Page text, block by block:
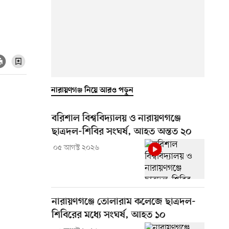
নারায়ণগঞ্জ নিয়ে আরও পড়ুন
বরিশাল বিশ্ববিদ্যালয় ও নারায়ণগঞ্জে
ছাত্রদল-শিবির সংঘর্ষ, আহত অন্তত ২০
০৫ আগস্ট ২০২৬
নারায়ণগঞ্জে তোলারাম কলেজে ছাত্রদল-
শিবিরের মধ্যে সংঘর্ষ, আহত ১০